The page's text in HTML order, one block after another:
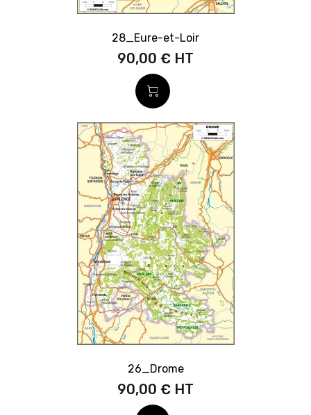
28_Eure-et-Loir
90,00 €
26_Drome
90,00 €